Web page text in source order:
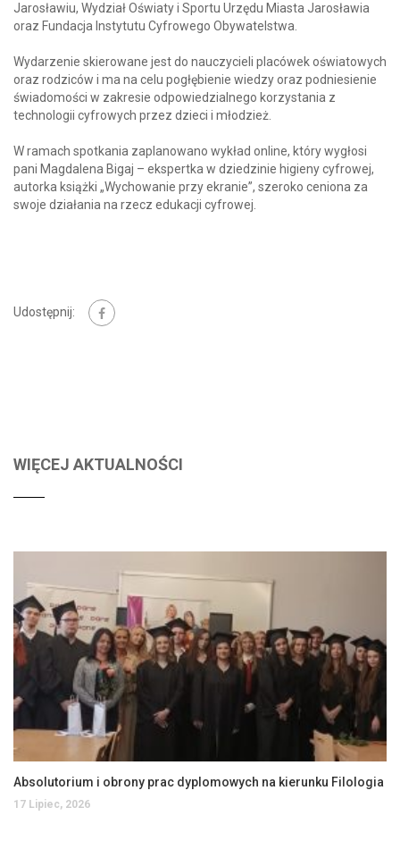
Jarosławiu, Wydział Oświaty i Sportu Urzędu Miasta Jarosławia
oraz Fundacja Instytutu Cyfrowego Obywatelstwa.
Wydarzenie skierowane jest do nauczycieli placówek oświatowych
oraz rodziców i ma na celu pogłębienie wiedzy oraz podniesienie
świadomości w zakresie odpowiedzialnego korzystania z
technologii cyfrowych przez dzieci i młodzież.
W ramach spotkania zaplanowano wykład online, który wygłosi
pani Magdalena Bigaj – ekspertka w dziedzinie higieny cyfrowej,
autorka książki „Wychowanie przy ekranie”, szeroko ceniona za
swoje działania na rzecz edukacji cyfrowej.
Udostępnij:
WIĘCEJ AKTUALNOŚCI
Absolutorium i obrony prac dyplomowych na kierunku Filologia
17 Lipiec, 2026